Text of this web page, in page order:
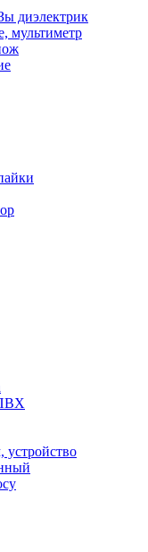
диэлектрик
мультиметр